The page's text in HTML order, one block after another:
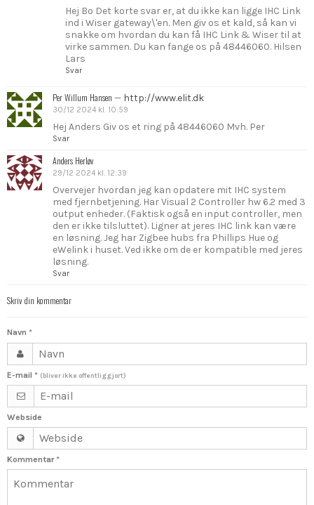
Hej Bo Det korte svar er, at du ikke kan ligge IHC Link
ind i Wiser gateway\'en. Men giv os et kald, så kan vi
snakke om hvordan du kan få IHC Link & Wiser til at
virke sammen. Du kan fange os på 48446060. Hilsen
Lars
Svar
Per Willum Hansen — http://www.elit.dk
30/12 2024 kl. 10:59
Hej Anders Giv os et ring på 48446060 Mvh. Per
Svar
Anders Herløv
29/12 2024 kl. 12:39
Overvejer hvordan jeg kan opdatere mit IHC system
med fjernbetjening. Har Visual 2 Controller hw 6.2 med 3
output enheder. (Faktisk også en input controller, men
den er ikke tilsluttet). Ligner at jeres IHC link kan være
en løsning. Jeg har Zigbee hubs fra Phillips Hue og
eWelink i huset. Ved ikke om de er kompatible med jeres
løsning.
Svar
Skriv din kommentar
Navn *
E-mail * (bliver ikke offentliggjort)
Webside
Kommentar*